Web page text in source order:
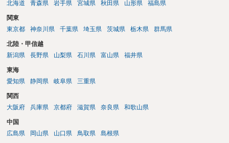
北海道
青森県 岩手県 宮城県 秋田県 山形県 福島県
関東
東京都
神奈川県 千葉県 埼玉県 茨城県 栃木県 群馬県
北陸・甲信越
新潟県
長野県 山梨県 石川県 富山県 福井県
東海
愛知県
静岡県 岐阜県 三重県
関西
大阪府
兵庫県 京都府 滋賀県 奈良県 和歌山県
中国
広島県
岡山県 山口県 鳥取県 島根県